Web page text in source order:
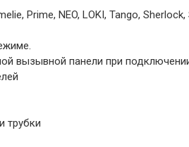
Prime, NEO, LOKI, Tango,
вызывной панели при
трубки